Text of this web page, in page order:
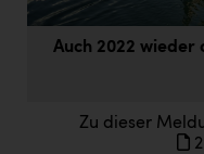
Doppler Gruppe
Auch 2022
Zu dieser